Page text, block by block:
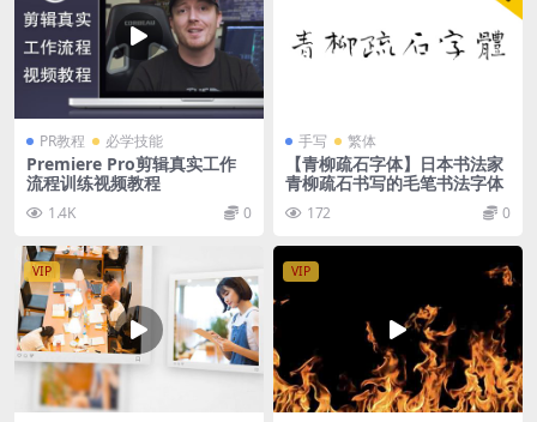
PR教程 必学技能
Premiere Pro剪辑真实工作
流程训练视频教程
1.4K 0
手写 繁体
【青柳疏石字体】日本书法家
青柳疏石书写的毛笔书法字体
172 0
VIP VIP